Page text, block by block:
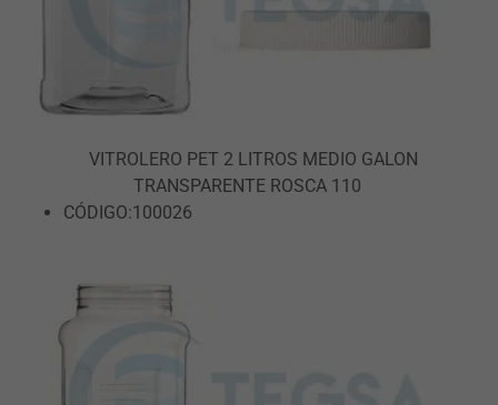
VITROLERO PET 2 LITROS MEDIO GALON
TRANSPARENTE ROSCA 110
CÓDIGO:100026